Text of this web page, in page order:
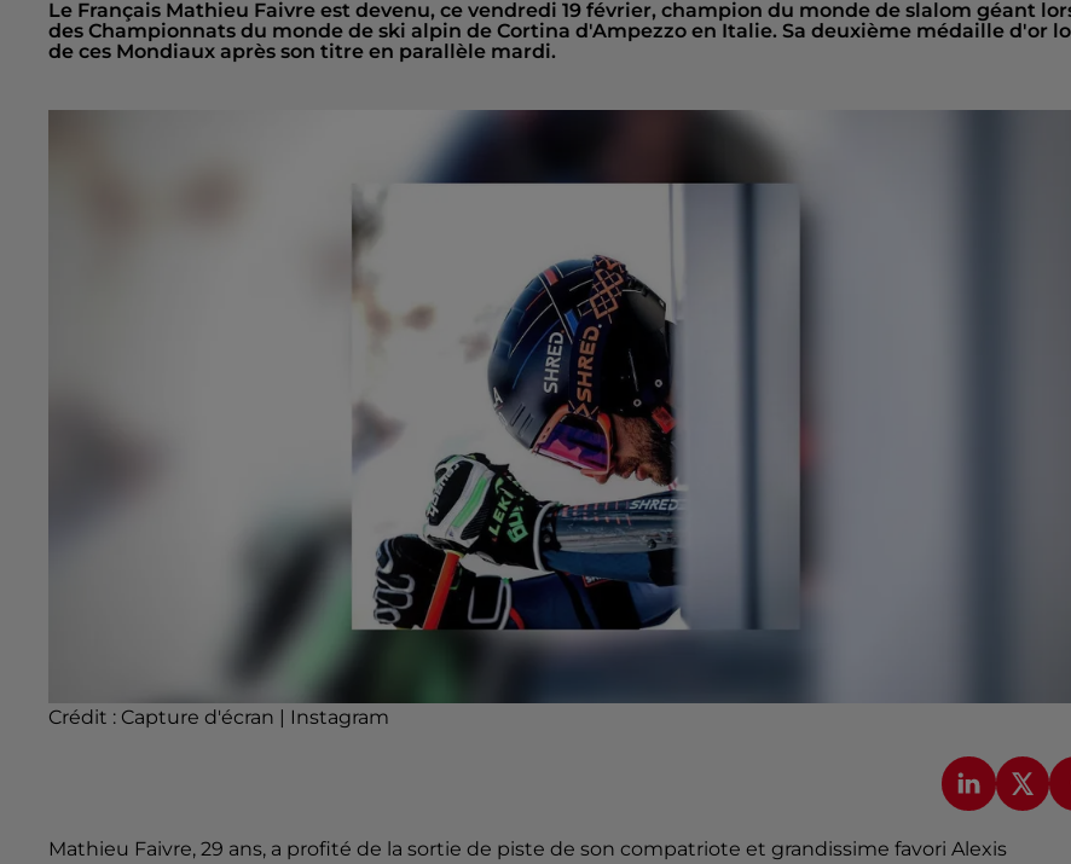
Le Français Mathieu Faivre est devenu, ce vendredi 19 février, champion du monde de slalom géant
des Championnats du monde de ski alpin de Cortina d'Ampezzo en Italie. Sa deuxième médaille d'or
de ces Mondiaux après son titre en parallèle mardi.
Crédit : Capture d'écran | Instagram
Mathieu Faivre, 29 ans, a profité de la sortie de piste de son compatriote et grandissime favori Alexis